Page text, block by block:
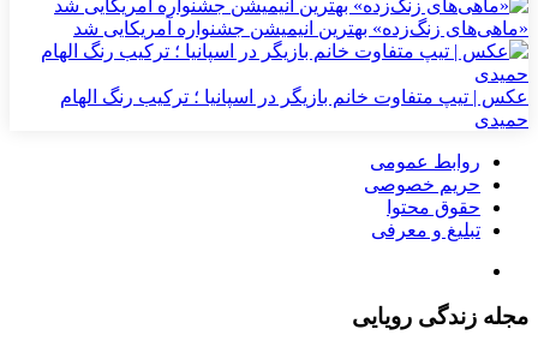
«ماهی‌های زنگ‌زده» بهترین انیمیشن جشنواره آمریکایی شد
عکس | تیپ متفاوت خانم بازیگر در اسپانیا ؛ ترکیب رنگ الهام
حمیدی
روابط عمومی
حریم خصوصی
حقوق محتوا
تبلیغ و معرفی
مجله زندگی رویایی